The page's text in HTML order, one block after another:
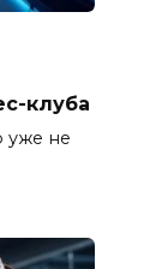
клуба
уже не